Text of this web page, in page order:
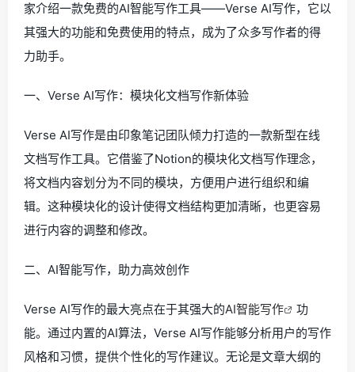
家介绍一款免费的AI智能写作工具——Verse AI写作，它以
其强大的功能和免费使用的特点，成为了众多写作者的得
力助手。
一、Verse AI写作：模块化文档写作新体验
Verse AI写作是由印象笔记团队倾力打造的一款新型在线
文档写作工具。它借鉴了Notion的模块化文档写作理念，
将文档内容划分为不同的模块，方便用户进行组织和编
辑。这种模块化的设计使得文档结构更加清晰，也更容易
进行内容的调整和修改。
二、AI智能写作，助力高效创作
Verse AI写作的最大亮点在于其强大的AI智能写作
功
能。通过内置的AI算法，Verse AI写作能够分析用户的写作
风格和习惯，提供个性化的写作建议。无论是文章大纲的